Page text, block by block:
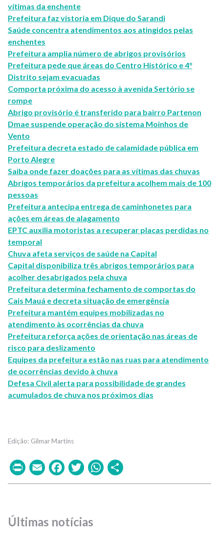
vítimas da enchente
Prefeitura faz vistoria em Dique do Sarandi
Saúde concentra atendimentos aos atingidos pelas
enchentes
Prefeitura amplia número de abrigos provisórios
Prefeitura pede que áreas do Centro Histórico e 4°
Distrito sejam evacuadas
Comporta próxima do acesso à avenida Sertório se
rompe
Abrigo provisório é transferido para bairro Partenon
Dmae suspende operação do sistema Moinhos de
Vento
Prefeitura decreta estado de calamidade pública em
Porto Alegre
Saiba onde fazer doações para as vítimas das chuvas
Abrigos temporários da prefeitura acolhem mais de 100
pessoas
Prefeitura antecipa entrega de caminhonetes para
ações em áreas de alagamento
EPTC auxilia motoristas a recuperar placas perdidas no
temporal
Chuva afeta serviços de saúde na Capital
Capital disponibiliza três abrigos temporários para
acolher desabrigados pela chuva
Prefeitura determina fechamento de comportas do
Cais Mauá e decreta situação de emergência
Prefeitura mantém equipes mobilizadas no
atendimento às ocorrências da chuva
Prefeitura reforça ações de orientação nas áreas de
risco para deslizamento
Equipes da prefeitura estão nas ruas para atendimento
de ocorrências devido à chuva
Defesa Civil alerta para possibilidade de grandes
acumulados de chuva nos próximos dias
Gilmar Martins
PrintEmailFacebook
TwitterWhatsApp
Últimas notícias